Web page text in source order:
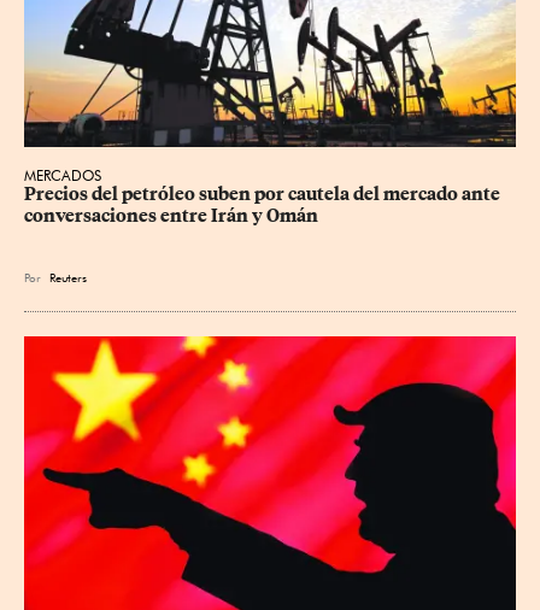
MERCADOS
Precios ⁠del petróleo suben por cautela del mercado ante
conversaciones entre Irán y Omán
Por Reuters